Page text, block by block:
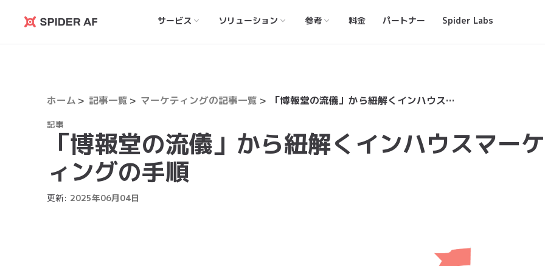
Spider
サービス ソリューション 参考 料金 パートナー Spider Labs
ホーム 記事一覧 マーケティングの記事一覧 「博報堂の流儀」から紐解くインハウスマーケティングの手順
記事
「博報堂の流儀」から紐解くインハウスマー
ィングの手順
更新: 2025年06月04日